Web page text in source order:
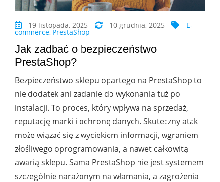
19 listopada, 2025 10 grudnia, 2025 E-
commerce, PrestaShop
Jak zadbać o bezpieczeństwo
PrestaShop?
Bezpieczeństwo sklepu opartego na PrestaShop to
nie dodatek ani zadanie do wykonania tuż po
instalacji. To proces, który wpływa na sprzedaż,
reputację marki i ochronę danych. Skuteczny atak
może wiązać się z wyciekiem informacji, wgraniem
złośliwego oprogramowania, a nawet całkowitą
awarią sklepu. Sama PrestaShop nie jest systemem
szczególnie narażonym na włamania, a zagrożenia